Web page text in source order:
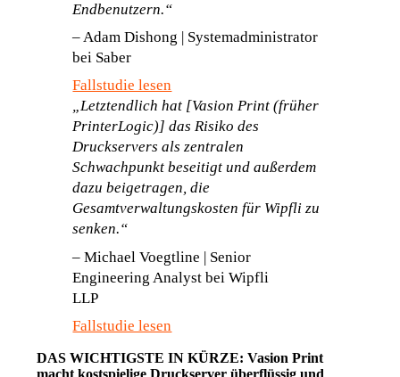
Endbenutzern.“
– Adam Dishong | Systemadministrator
bei Saber
Fallstudie lesen
„Letztendlich hat [Vasion Print (früher
PrinterLogic)] das Risiko des
Druckservers als zentralen
Schwachpunkt beseitigt und außerdem
dazu beigetragen, die
Gesamtverwaltungskosten für Wipfli zu
senken.“
– Michael Voegtline | Senior
Engineering Analyst bei Wipfli
LLP
Fallstudie lesen
DAS WICHTIGSTE IN KÜRZE: Vasion Print
macht kostspielige Druckserver überflüssig und